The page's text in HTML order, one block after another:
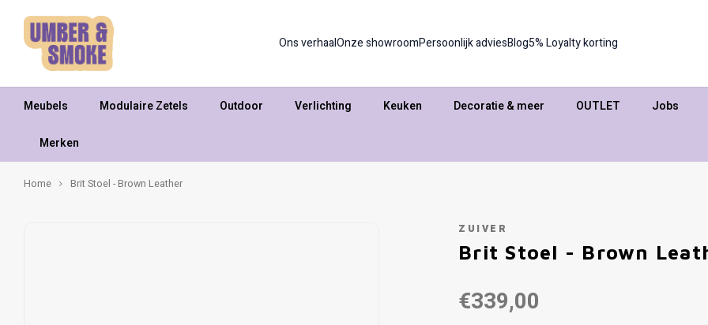
Ons verhaalOnze showroomPersoonlijk adviesBlog5% Loyalty korting
Meubels Modulaire Zetels Outdoor Verlichting Keuken Decoratie & meer OUTLET Jobs
Merken
Home Brit Stoel - Brown Leather
ZUIVER
Brit Stoel - Brown
€339,00